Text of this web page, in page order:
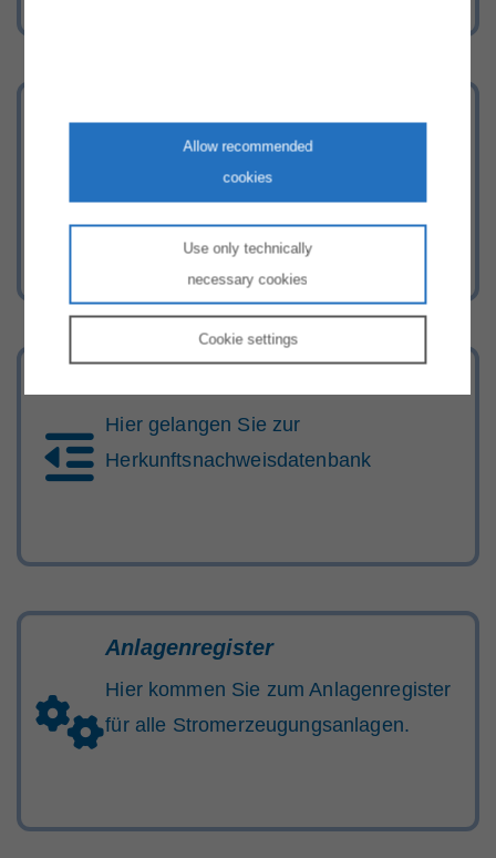
Allow recommended
cookies
Use only technically
necessary cookies
Cookie settings
Stellenangebote
Hier gelangen Sie zur
Herkunftsnachweisdatenbank
Anlagenregister
Hier kommen Sie zum Anlagenregister
für alle Stromerzeugungsanlagen.